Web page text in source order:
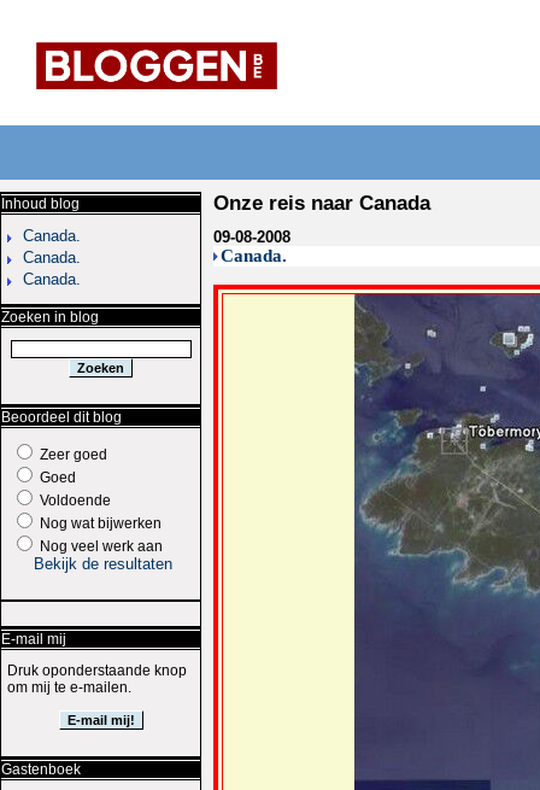
Inhoud blog
Canada.
Canada.
Canada.
Zoeken in blog
Beoordeel dit blog
Zeer goed
Goed
Voldoende
Nog wat bijwerken
Nog veel werk aan
Bekijk de resultaten
E-mail mij
Druk oponderstaande knop
om mij te e-mailen.
Gastenboek
Onze reis naar Canada
09-08-2008
Canada.